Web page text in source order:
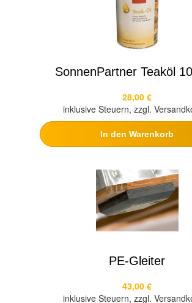
SonnenPartner Teaköl
28,00 €
inklusive Steuern, zzgl.
In den Warenkorb
PE-Gleiter
43,00 €
inklusive Steuern, zzgl.